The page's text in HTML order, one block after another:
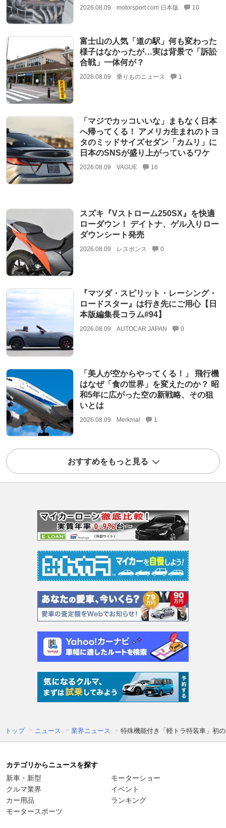
2026.08.09 motorsport.com 日本版 10
富士山の人気「道の駅」何も変わった
様子はなかったが…実は背景で「訴訟
合戦」一体何が？
2026.08.09 乗りものニュース 1
「マジでカッコいいな」まもなく日本
へ帰ってくる！ アメリカ生まれのトヨ
タのミッドサイズセダン「カムリ」に
日本のSNSが盛り上がっているワケ
2026.08.09 VAGUE 16
スズキ『Vストローム250SX』を快適
ローダウン！ デイトナ、ゲル入りロー
ダウンシート発売
2026.08.09 レスポンス 0
『マツダ・スピリット・レーシング・
ロードスター』は行き先にご用心【日
本版編集長コラム#94】
2026.08.09 AUTOCAR JAPAN 0
「美人が空からやってくる！」 飛行機
はなぜ「食の世界」を変えたのか？ 昭
和5年に広がった空の新戦略、その狙
いとは
2026.08.09 Merkmal 1
おすすめをもっと見る
トップ ニュース 業界ニュース 特殊機能付き「軽トラ特装車」初
カテゴリからニュースを探す
新車・新型
クルマ業界
カー用品
モータースポーツ
モーターショー
イベント
ランキング